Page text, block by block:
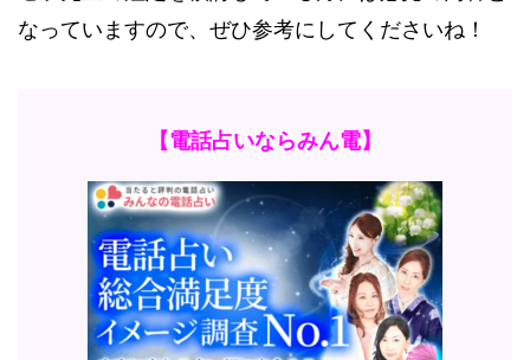
なっていますので、ぜひ参考にしてくださいね！
【電話占いならみん電】